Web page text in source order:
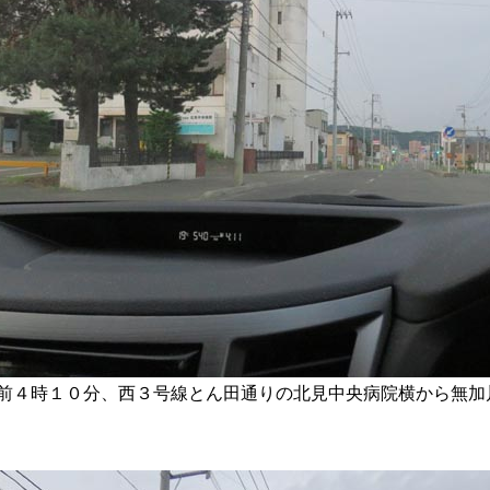
４時１０分、西３号線とん田通りの北見中央病院横から無加